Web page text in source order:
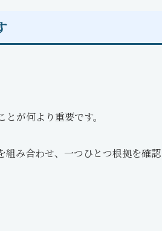
が何より重要です。
組み合わせ、一つひとつ根拠を確認